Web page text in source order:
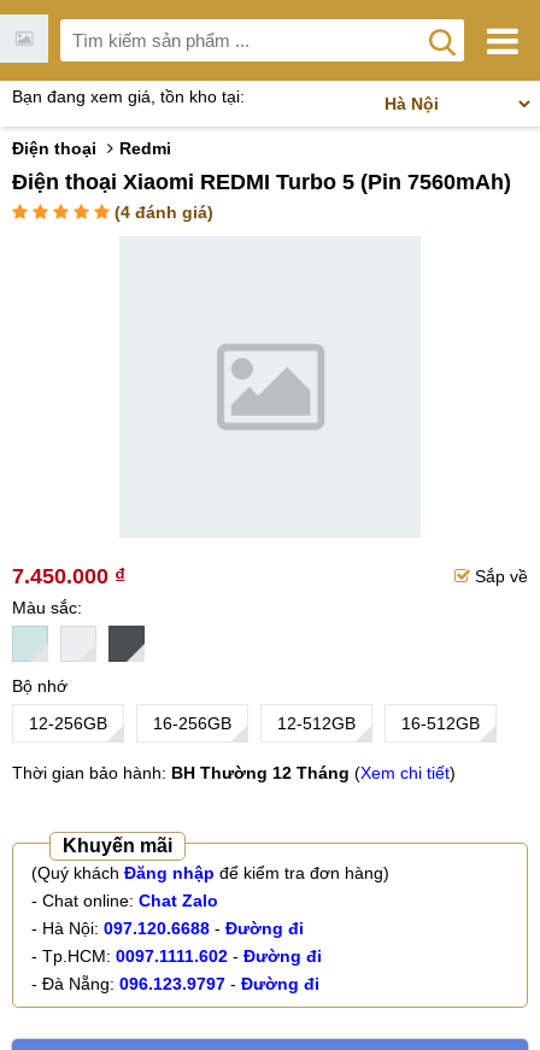
Bạn đang xem giá, tồn kho tại:
Điện thoại Redmi
Điện thoại Xiaomi REDMI Turbo 5 (Pin 7560mAh)
(4 đánh giá)
7.450.000 ₫
Sắp về
Màu sắc
Bộ nhớ
12-256GB
16-256GB 12-512GB 16-512GB
Thời gian bảo hành: BH Thường 12 Tháng (Xem chi tiết)
Khuyến mãi
(Quý khách Đăng nhập để kiểm tra đơn hàng)
- Chat online: Chat Zalo
- Hà Nội: 097.120.6688 - Đường đi
- Tp.HCM: 0097.1111.602 - Đường đi
- Đà Nẵng: 096.123.9797 - Đường đi